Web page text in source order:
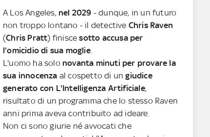
A Los Angeles, nel 2029 - dunque, in un futuro
non troppo lontano - il detective Chris Raven
(Chris Pratt) finisce sotto accusa per
l'omicidio di sua moglie.
L'uomo ha solo novanta minuti per provare la
sua innocenza al cospetto di ungiudice
generato con L'Intelligenza Artificiale,
risultato di un programma che lo stesso Raven
anni prima aveva contribuito ad ideare.
Non ci sono giurie né avvocati che